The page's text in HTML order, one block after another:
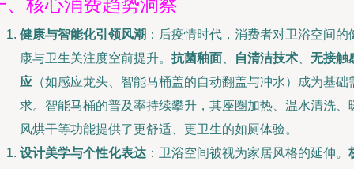
、核心消费趋势洞察
健康与智能化引领风潮 ：后疫情时代，消费者对卫浴空间的
康与卫生关注度空前提升。 抗菌釉面 自清洁技术
无接触
应 （如感应龙头、智能马桶盖的自动翻盖与冲水）成为基础
求。智能马桶的普及率持续攀升，其座圈加热、温水清洗、
风烘干等功能提供了更舒适、更卫生的如厕体验。
设计美学与个性化表达 ：卫浴空间被视为家居风格的延伸。